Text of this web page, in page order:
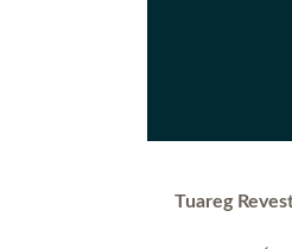
Tuareg